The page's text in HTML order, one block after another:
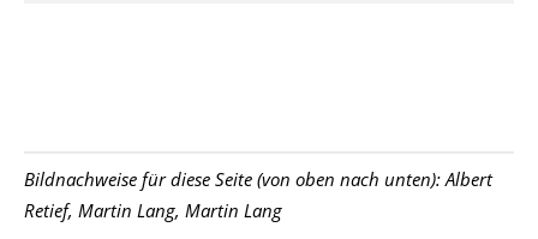
Bildnachweise für diese Seite (von oben nach unten):Albert
Retief, Martin Lang, Martin Lang